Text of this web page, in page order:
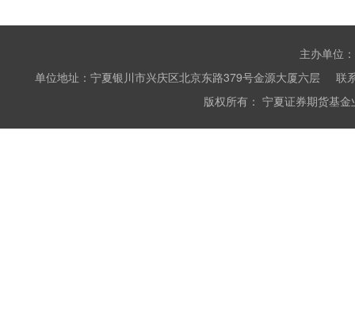
主办单位
单位地址：宁夏银川市兴庆区北京东路379号金源大厦六层
版权所有： 宁夏证券期货